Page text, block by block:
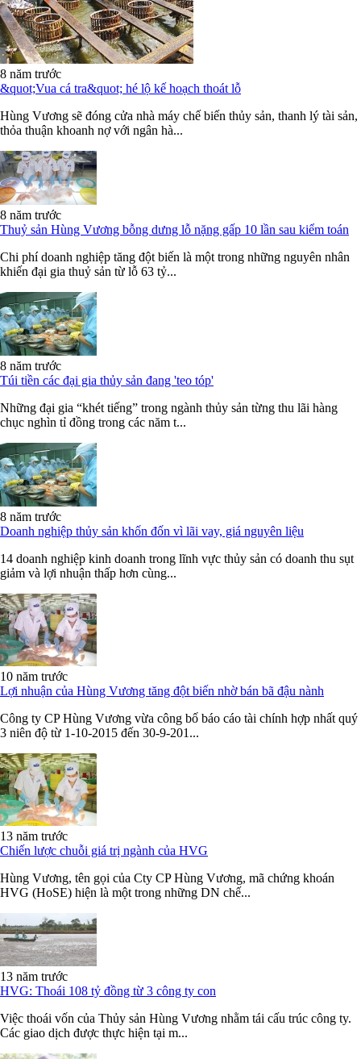
8 năm trước
&quot;Vua cá tra&quot; hé lộ kế hoạch thoát lỗ
Hùng Vương sẽ đóng cửa nhà máy chế biến thủy sản, thanh lý tài sản,
thỏa thuận khoanh nợ với ngân hà...
8 năm trước
Thuỷ sản Hùng Vương bỗng dưng lỗ nặng gấp 10 lần sau kiểm toán
Chi phí doanh nghiệp tăng đột biến là một trong những nguyên nhân
khiến đại gia thuỷ sản từ lỗ 63 tỷ...
8 năm trước
Túi tiền các đại gia thủy sản đang 'teo tóp'
Những đại gia “khét tiếng” trong ngành thủy sản từng thu lãi hàng
chục nghìn tỉ đồng trong các năm t...
8 năm trước
Doanh nghiệp thủy sản khốn đốn vì lãi vay, giá nguyên liệu
14 doanh nghiệp kinh doanh trong lĩnh vực thủy sản có doanh thu sụt
giảm và lợi nhuận thấp hơn cùng...
10 năm trước
Lợi nhuận của Hùng Vương tăng đột biến nhờ bán bã đậu nành
Công ty CP Hùng Vương vừa công bố báo cáo tài chính hợp nhất quý
3 niên độ từ 1-10-2015 đến 30-9-201...
13 năm trước
Chiến lược chuỗi giá trị ngành của HVG
Hùng Vương, tên gọi của Cty CP Hùng Vương, mã chứng khoán
HVG (HoSE) hiện là một trong những DN chế...
13 năm trước
HVG: Thoái 108 tỷ đồng từ 3 công ty con
Việc thoái vốn của Thủy sản Hùng Vương nhằm tái cấu trúc công ty.
Các giao dịch được thực hiện tại m...